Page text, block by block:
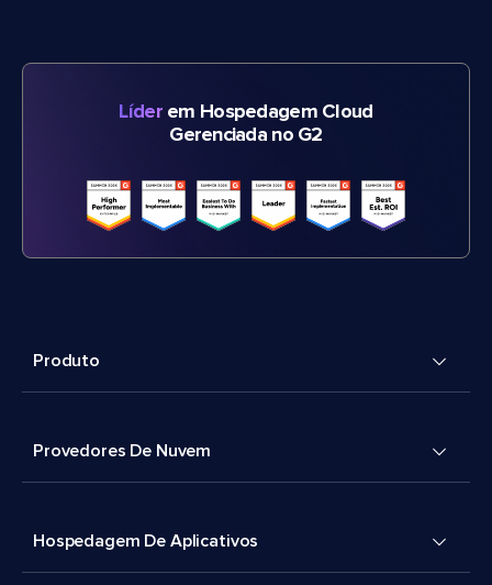
Líderem Hospedagem Cloud
Gerenciada no G2
Produto
Provedores De Nuvem
Hospedagem De Aplicativos